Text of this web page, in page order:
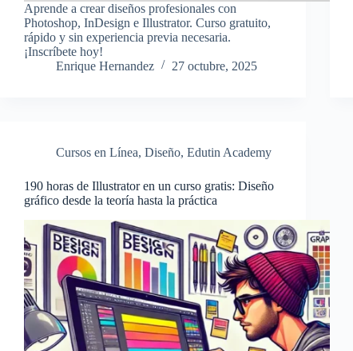
Aprende a crear diseños profesionales con
Photoshop, InDesign e Illustrator. Curso gratuito,
rápido y sin experiencia previa necesaria.
¡Inscríbete hoy!
Enrique Hernandez
27 octubre, 2025
Cursos en Línea, Diseño, Edutin Academy
190 horas de Illustrator en un curso gratis: Diseño
gráfico desde la teoría hasta la práctica